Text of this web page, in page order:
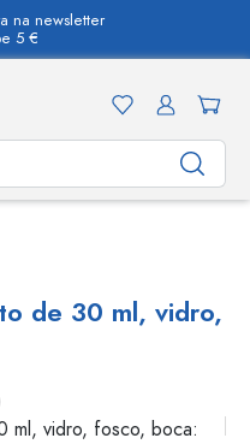
na newsletter
5 €
de 30 ml, vidro,